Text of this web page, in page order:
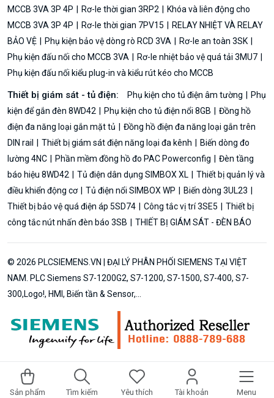
Sản phẩm Tìm kiếm Yêu thích Tài khoản Menu
MCCB 3VA 3P 4P
Rơ-le thời gian 3RP2
Khóa và liên động cho
MCCB 3VA 3P 4P
Rơ-le thời gian 7PV15
RELAY NHIỆT VÀ RELAY
BẢO VỆ
Phụ kiện bảo vệ dòng rò RCD 3VA
Rơ-le an toàn 3SK
Phụ kiện đấu nối cho MCCB 3VA
Rơ-le nhiệt bảo vệ quá tải 3MU7
Phụ kiện đấu nối kiểu plug-in và kiểu rút kéo cho MCCB
Thiết bị giám sát - tủ điện: Phụ kiện cho tủ điện âm tường
Phụ
kiện để gắn đèn 8WD42
Phụ kiện cho tủ điện nổi 8GB
Đồng hồ
điện đa năng loại gắn mặt tủ
Đồng hồ điện đa năng loại gắn trên
DIN rail
Thiết bị giám sát điện năng loại đa kênh
Biến dòng đo
lường 4NC
Phần mềm đồng hồ đo PAC Powerconfig
Đèn tầng
báo hiệu 8WD42
Tủ điện dân dụng SIMBOX XL
Thiết bị quản lý và
điều khiển động cơ
Tủ điện nổi SIMBOX WP
Biến dòng 3UL23
Thiết bị bảo vệ quá điện áp 5SD74
Công tắc vị trí 3SE5
Thiết bị
công tắc nút nhấn đèn báo 3SB
THIẾT BỊ GIÁM SÁT - ĐÈN BÁO
© 2026 PLCSIEMENS.VN | ĐẠI LÝ PHÂN PHỐI SIEMENS TẠI VIỆT
NAM. PLC Siemens S7-1200G2, S7-1200, S7-1500, S7-400, S7-
300,Logo!, HMI, Biến tần & Sensor,...